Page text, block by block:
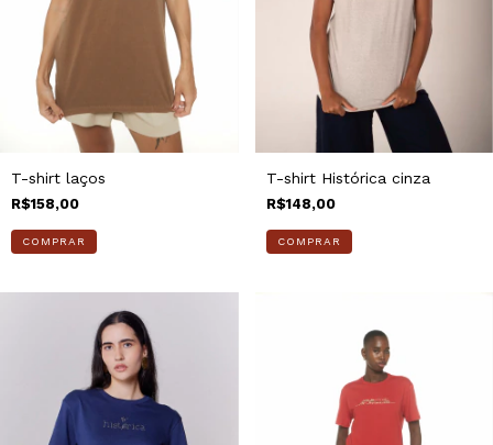
T-shirt laços
R$158,00
COMPRAR
T-shirt Histórica cinza
R$148,00
COMPRAR